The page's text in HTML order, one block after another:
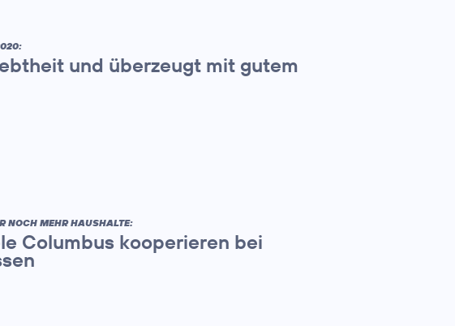
und überzeugt mit gutem
NOCH MEHR HAUSHALTE:
Columbus kooperieren bei